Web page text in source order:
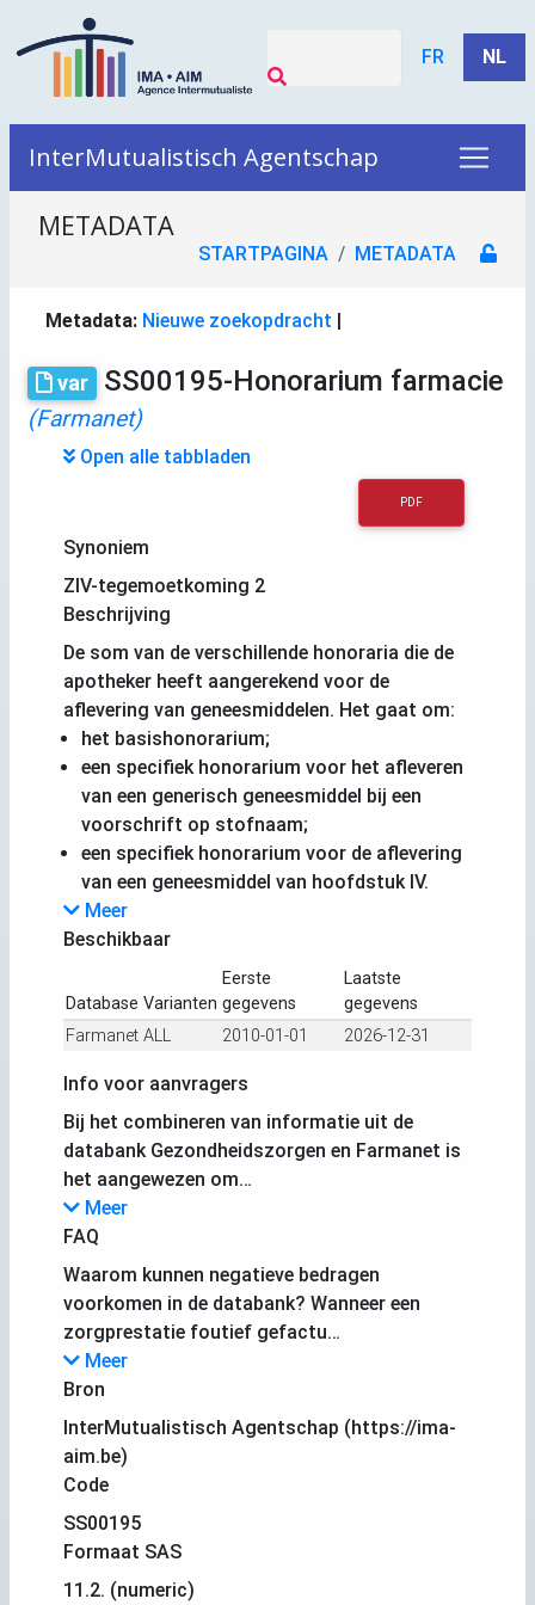
FR NL
InterMutualistisch Agentschap
METADATA
STARTPAGINA METADATA
Metadata: Nieuwe zoekopdracht |
var SS00195-Honorarium farmacie
(Farmanet)
Open alle tabbladen
PDF
Synoniem
ZIV-tegemoetkoming 2
Beschrijving
De som van de verschillende honoraria die de
apotheker heeft aangerekend voor de
aflevering van geneesmiddelen. Het gaat om:
het basishonorarium;
een specifiek honorarium voor het afleveren
van een generisch geneesmiddel bij een
voorschrift op stofnaam;
een specifiek honorarium voor de aflevering
van een geneesmiddel van hoofdstuk IV.
Meer
Beschikbaar
Database Varianten
Eerste
gegevens
Laatste
gegevens
Farmanet ALL 2010-01-01 2026-12-31
Info voor aanvragers
Bij het combineren van informatie uit de
databank Gezondheidszorgen en Farmanet is
het aangewezen om…
Meer
FAQ
Waarom kunnen negatieve bedragen
voorkomen in de databank? Wanneer een
zorgprestatie foutief gefactu…
Meer
Bron
InterMutualistisch Agentschap (https://ima-
aim.be)
Code
SS00195
Formaat SAS
11.2. (numeric)